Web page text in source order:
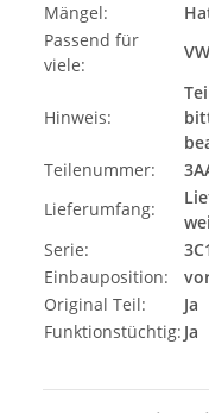
Mängel:
Passend für
viele:
Hinweis:
Teilenummer:
Lieferumfang:
Serie:
Einbauposition:
Original Teil:
Ja
Funktionstüchtig: Ja